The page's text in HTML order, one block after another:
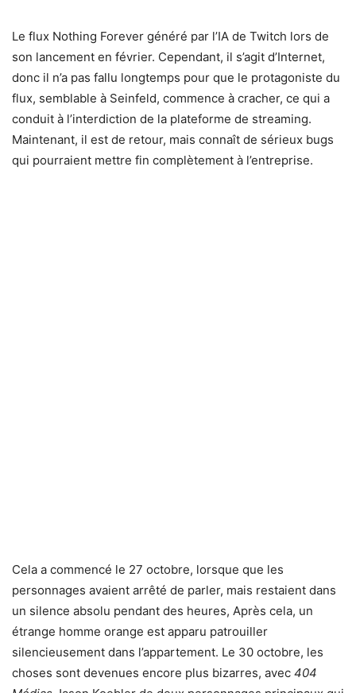
Le flux Nothing Forever généré par l’IA de Twitch lors de
son lancement en février. Cependant, il s’agit d’Internet,
donc il n’a pas fallu longtemps pour que le protagoniste du
flux, semblable à Seinfeld, commence à cracher, ce qui a
conduit à l’interdiction de la plateforme de streaming.
Maintenant, il est de retour, mais connaît de sérieux bugs
qui pourraient mettre fin complètement à l’entreprise.
Cela a commencé le 27 octobre, lorsque que les
personnages avaient arrêté de parler, mais restaient dans
un silence absolu pendant des heures, Après cela, un
étrange homme orange est apparu patrouiller
silencieusement dans l’appartement. Le 30 octobre, les
choses sont devenues encore plus bizarres, avec 404